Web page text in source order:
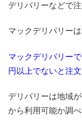
デリバリーなどで注
マックデリバリー
マックデリバリー
円以上でないと注
デリバリーは地域
から利用可能か調